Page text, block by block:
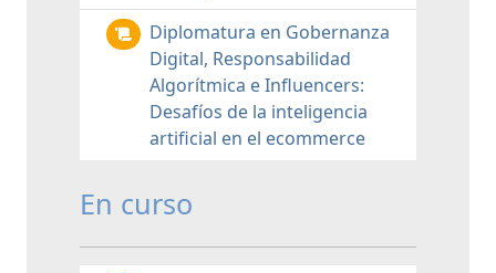
Diplomatura en Gobernanza
Digital, Responsabilidad
Algorítmica e Influencers:
Desafíos de la inteligencia
artificial en el ecommerce
En curso